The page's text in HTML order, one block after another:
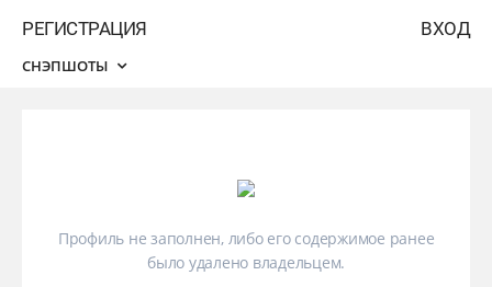
ВХОД
РЕГИСТРАЦИЯ
СНЭПШОТЫ
Профиль не заполнен, либо его содержимое ранее
было удалено владельцем.